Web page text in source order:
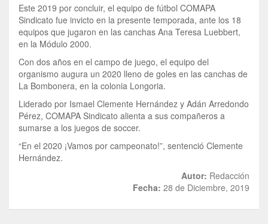
Este 2019 por concluir, el equipo de fútbol COMAPA
Sindicato fue invicto en la presente temporada, ante los 18
equipos que jugaron en las canchas Ana Teresa Luebbert,
en la Módulo 2000.
Con dos años en el campo de juego, el equipo del
organismo augura un 2020 lleno de goles en las canchas de
La Bombonera, en la colonia Longoria.
Liderado por Ismael Clemente Hernández y Adán Arredondo
Pérez, COMAPA Sindicato alienta a sus compañeros a
sumarse a los juegos de soccer.
“En el 2020 ¡Vamos por campeonato!”, sentenció Clemente
Hernández.
Autor: Redacción
Fecha: 28 de Diciembre, 2019